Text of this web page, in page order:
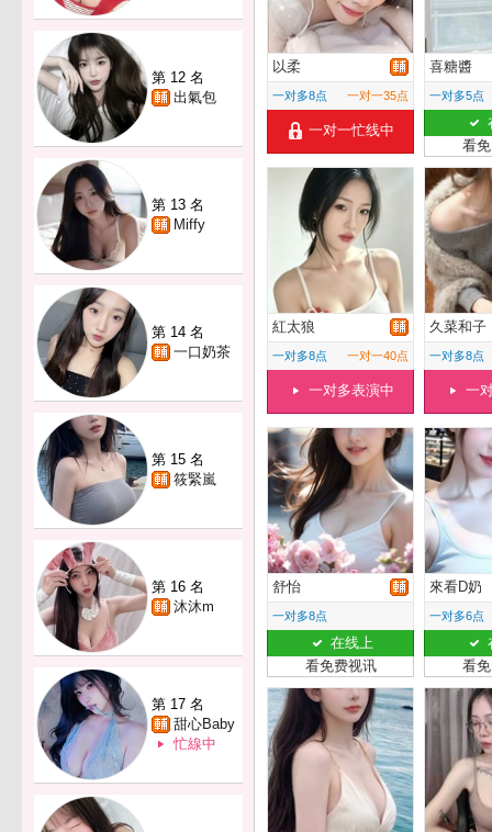
第 12 名
出氣包
第 13 名
Miffy
第 14 名
一口奶茶
第 15 名
筱緊嵐
第 16 名
沐沐m
第 17 名
甜心Baby
忙線中
以柔
一对多8点 一对一35点
一对一忙线中
喜糖醬
一对多5点
看
紅太狼
一对多8点 一对一40点
一对多表演中
久菜和子
一对多8点
一
舒怡
一对多8点
在线上
看免费视讯
來看D奶
一对多6点
看